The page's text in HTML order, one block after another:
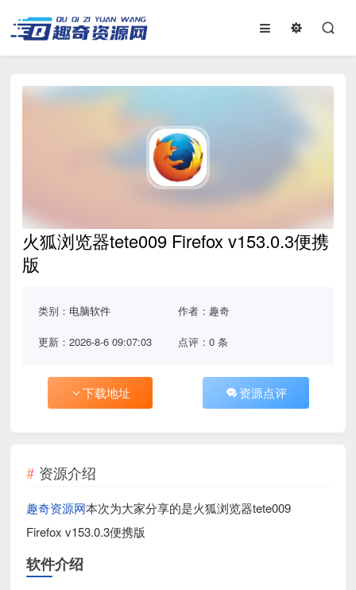
火狐浏览器tete009 Firefox v153.0.3便携
版
类别： 电脑软件 作者：趣奇
更新：2026-8-6 09:07:03 点评：0 条
下载地址 资源点评
资源介绍
趣奇资源网本次为大家分享的是火狐浏览器tete009
Firefox v153.0.3便携版
软件介绍